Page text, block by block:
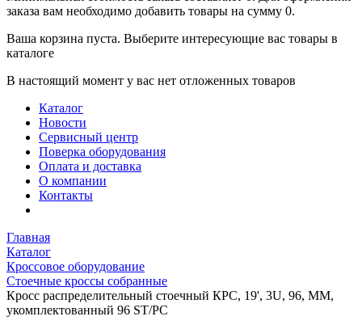
заказа вам необходимо добавить товары на сумму 0.
Ваша корзина пуста. Выберите интересующие вас товары в
каталоге
В настоящий момент у вас нет отложенных товаров
Каталог
Новости
Сервисный центр
Поверка оборудования
Оплата и доставка
О компании
Контакты
Главная
Каталог
Кроссовое оборудование
Стоечные кроссы собранные
Кросс распределительный стоечный КРС, 19', 3U, 96, MM,
укомплектованный 96 ST/PC